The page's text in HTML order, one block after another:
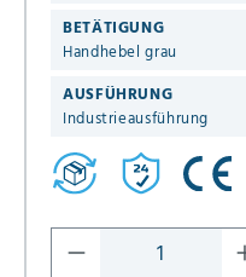
BETÄTIGUNG
Handhebel grau
AUSFÜHRUNG
Industrieausführung